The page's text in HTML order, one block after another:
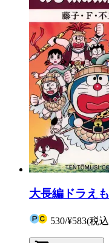
大長編ドラえ
530/¥583(税